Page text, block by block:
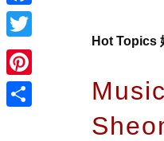
Facebook
Twitter
Pinterest
Hot Topics